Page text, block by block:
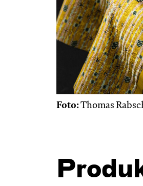
Foto:Thomas